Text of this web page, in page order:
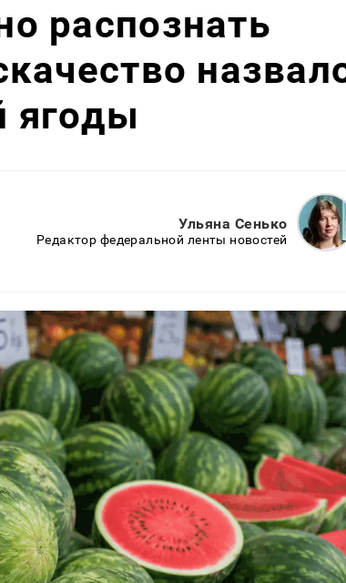
распознать
ягоды
Ульяна Сенько
Редактор федеральной ленты новостей